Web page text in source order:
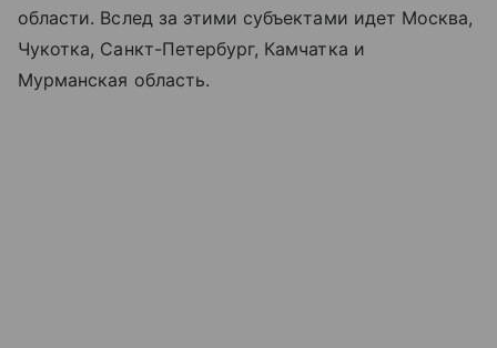
области. Вслед за этими субъектами идет Москва,
Чукотка, Санкт-Петербург, Камчатка и
Мурманская область.